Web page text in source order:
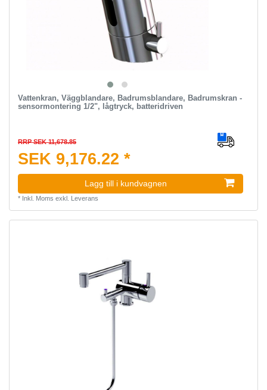
Vattenkran, Väggblandare, Badrumsblandare, Badrumskran -
sensormontering 1/2", lågtryck, batteridriven
RRP SEK 11,678.85
SEK 9,176.22 *
Lagg till i kundvagnen
* Inkl. Moms exkl. Leverans